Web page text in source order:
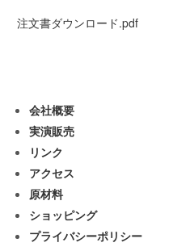
注文書ダウンロード.pdf
会社概要
実演販売
リンク
アクセス
原材料
ショッピング
プライバシーポリシー